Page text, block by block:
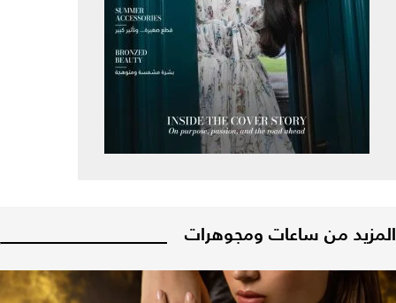
المزيد من ساعات ومجوهرات